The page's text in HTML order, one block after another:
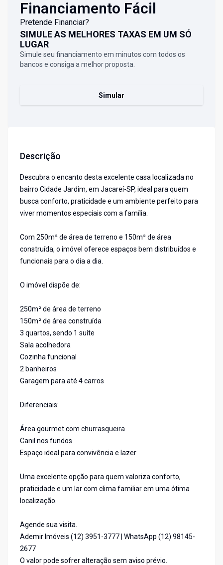
Financiamento Fácil
Pretende Financiar?
SIMULE AS MELHORES TAXAS EM UM SÓ
LUGAR
Simule seu financiamento em minutos com todos os
bancos e consiga a melhor proposta.
Simular
Descrição
Descubra o encanto desta excelente casa localizada no
bairro Cidade Jardim, em Jacareí-SP, ideal para quem
busca conforto, praticidade e um ambiente perfeito para
viver momentos especiais com a família.
Com 250m² de área de terreno e 150m² de área
construída, o imóvel oferece espaços bem distribuídos e
funcionais para o dia a dia.
O imóvel dispõe de:
250m² de área de terreno
150m² de área construída
3 quartos, sendo 1 suíte
Sala acolhedora
Cozinha funcional
2 banheiros
Garagem para até 4 carros
Diferenciais:
Área gourmet com churrasqueira
Canil nos fundos
Espaço ideal para convivência e lazer
Uma excelente opção para quem valoriza conforto,
praticidade e um lar com clima familiar em uma ótima
localização.
Agende sua visita.
Ademir Imóveis (12) 3951-3777 | WhatsApp (12) 98145-
2677
O valor pode sofrer alteração sem aviso prévio.